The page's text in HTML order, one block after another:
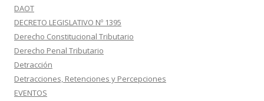
DAOT
DECRETO LEGISLATIVO Nº 1395
Derecho Constitucional Tributario
Derecho Penal Tributario
Detracción
Detracciones, Retenciones y Percepciones
EVENTOS